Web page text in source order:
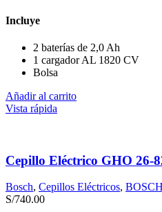
Incluye
2 baterías de 2,0 Ah
1 cargador AL 1820 CV
Bolsa
Añadir al carrito
Vista rápida
Cepillo Eléctrico GHO 26-
Bosch, Cepillos Eléctricos,
S/740.00